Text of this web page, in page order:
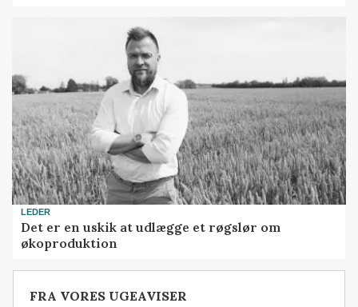
LEDER
Det er en uskik at udlægge et røgslør om
økoproduktion
FRA VORES UGEAVISER